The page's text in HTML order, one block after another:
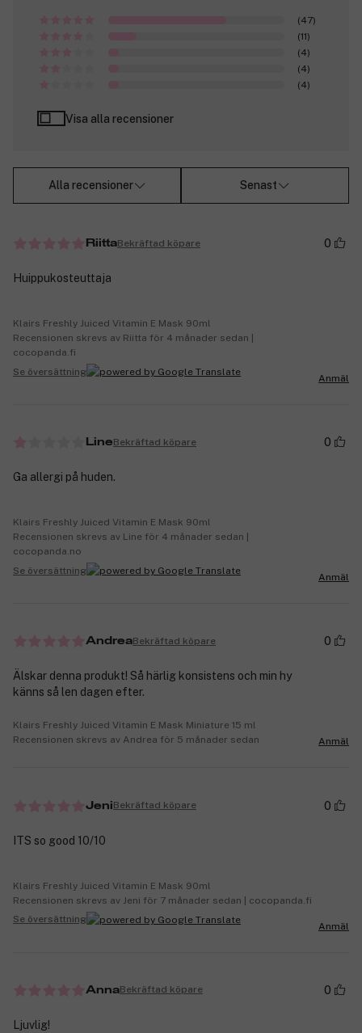
(47)
(11)
(4)
(4)
(4)
Visa alla recensioner
Alla recensioner Senast
RiittaBekräftad köpare 0
Huippukosteuttaja
Klairs Freshly Juiced Vitamin E Mask 90ml
Recensionen skrevs av Riitta för 4 månader sedan |
cocopanda.fi
Se översättning
Anmäl
LineBekräftad köpare 0
Ga allergi på huden.
Klairs Freshly Juiced Vitamin E Mask 90ml
Recensionen skrevs av Line för 4 månader sedan |
cocopanda.no
Se översättning
Anmäl
AndreaBekräftad köpare 0
Älskar denna produkt! Så härlig konsistens och min hy
känns så len dagen efter.
Klairs Freshly Juiced Vitamin E Mask Miniature 15 ml
Recensionen skrevs av Andrea för 5 månader sedan
Anmäl
JeniBekräftad köpare 0
ITS so good 10/10
Klairs Freshly Juiced Vitamin E Mask 90ml
Recensionen skrevs av Jeni för 7 månader sedan | cocopanda.fi
Se översättning
Anmäl
AnnaBekräftad köpare 0
Ljuvlig!